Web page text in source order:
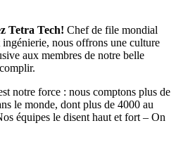
Tetra Tech! Chef de file mondial
nous offrons une culture
aux membres de notre belle
notre force : nous comptons plus de
le monde, dont plus de 4000 au
équipes le disent haut et fort – On